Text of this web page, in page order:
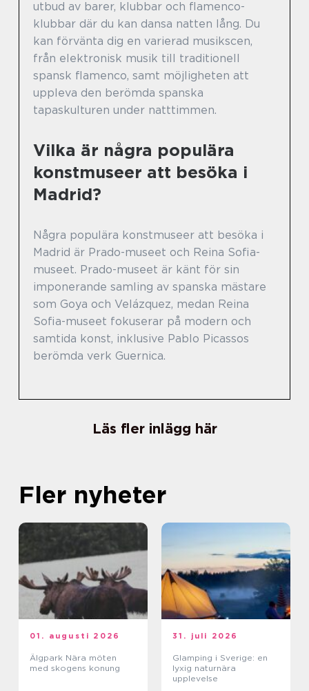
utbud av barer, klubbar och flamenco-
klubbar där du kan dansa natten lång. Du
kan förvänta dig en varierad musikscen,
från elektronisk musik till traditionell
spansk flamenco, samt möjligheten att
uppleva den berömda spanska
tapaskulturen under natttimmen.
Vilka är några populära
konstmuseer att besöka i
Madrid?
Några populära konstmuseer att besöka i
Madrid är Prado-museet och Reina Sofia-
museet. Prado-museet är känt för sin
imponerande samling av spanska mästare
som Goya och Velázquez, medan Reina
Sofia-museet fokuserar på modern och
samtida konst, inklusive Pablo Picassos
berömda verk Guernica.
Läs fler inlägg här
Fler nyheter
01. augusti 2026
Älgpark Nära möten
med skogens konung
31. juli 2026
Glamping i Sverige: en
lyxig naturnära
upplevelse